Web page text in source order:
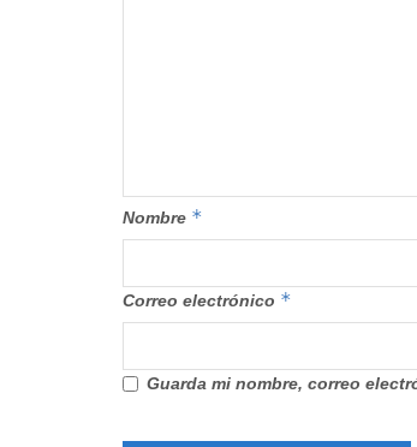
Nombre *
Correo electrónico *
Guarda mi nombre, correo